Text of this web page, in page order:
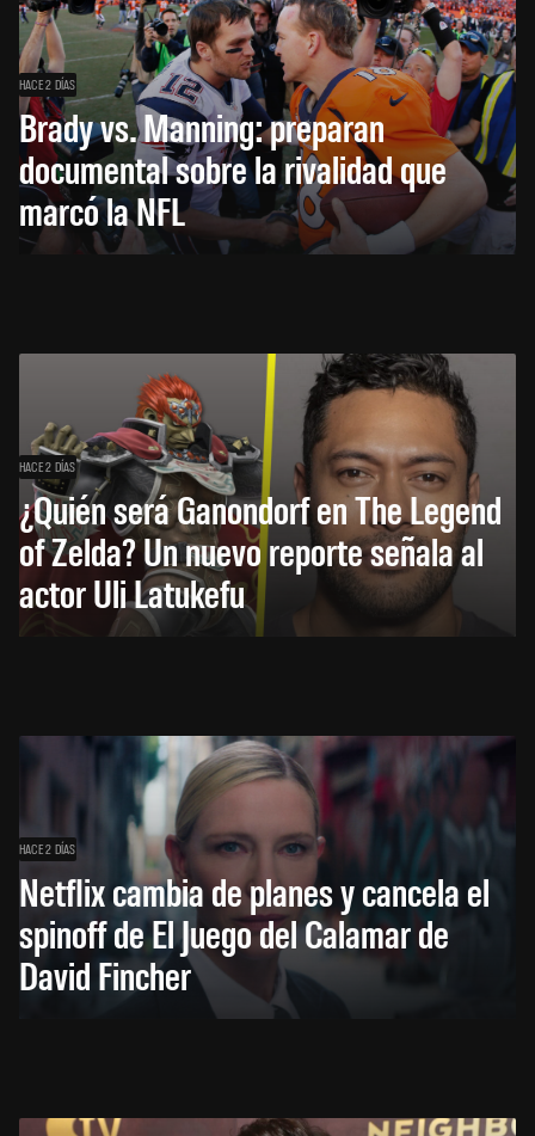
HACE 2 DÍAS
Brady vs. Manning: preparan
documental sobre la rivalidad que
marcó la NFL
HACE 2 DÍAS
¿Quién será Ganondorf en The Legend
of Zelda? Un nuevo reporte señala al
actor Uli Latukefu
HACE 2 DÍAS
Netflix cambia de planes y cancela el
spinoff de El Juego del Calamar de
David Fincher